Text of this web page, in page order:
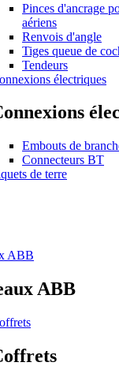
Pinces d'ancrage
aériens
Renvois d'angle
Tiges queue de
Tendeurs
électriques
Embouts de
Connecteurs BT
de terre
ABB
ABB